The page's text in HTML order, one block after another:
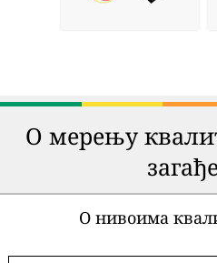
О мерењу
О нивоима